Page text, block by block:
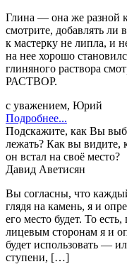
Глина — она же разной
смотрите, добавлять ли
к мастерку не липла, и
на нее хорошо
глиняного раствора
РАСТВОР.
с уважением, Юрий
Подробнее...
Подскажите, как Вы
лежать? Как вы видите,
он встал на своё место?
Давид Аветисян
Вы согласны, что
глядя на камень, я и
его место будет. То
лицевым сторонам я и
будет использовать —
ступени, […]